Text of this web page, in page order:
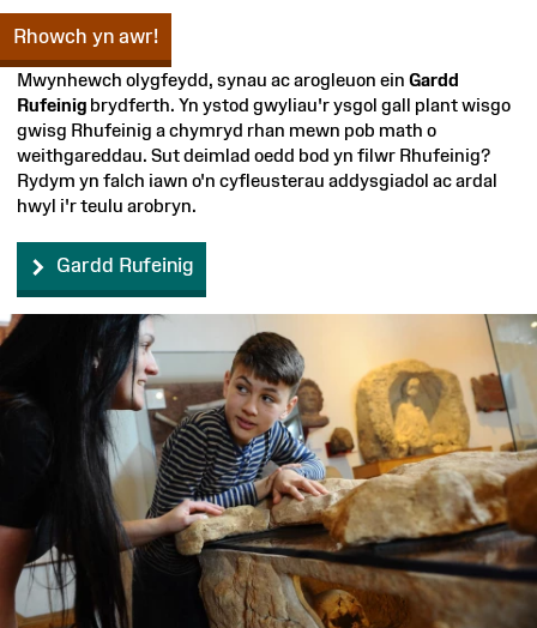
Rhowch yn awr!
Mwynhewch olygfeydd, synau ac arogleuon ein Gardd
Rufeinig brydferth. Yn ystod gwyliau'r ysgol gall plant wisgo
gwisg Rhufeinig a chymryd rhan mewn pob math o
weithgareddau. Sut deimlad oedd bod yn filwr Rhufeinig?
Rydym yn falch iawn o'n cyfleusterau addysgiadol ac ardal
hwyl i'r teulu arobryn.
Gardd Rufeinig